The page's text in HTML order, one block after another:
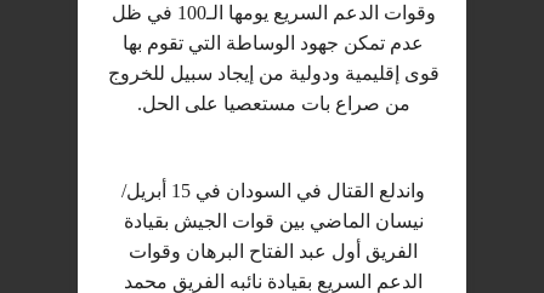
وقوات الدعم السريع يومها الـ100 في ظل
عدم تمكن جهود الوساطة التي تقوم بها
قوى إقليمية ودولية من إيجاد سبيل للخروج
من صراع بات مستعصيا على الحل.
واندلع القتال في السودان في 15 أبريل/
نيسان الماضي بين قوات الجيش بقيادة
الفريق أول عبد الفتاح البرهان وقوات
الدعم السريع بقيادة نائبه الفريق محمد